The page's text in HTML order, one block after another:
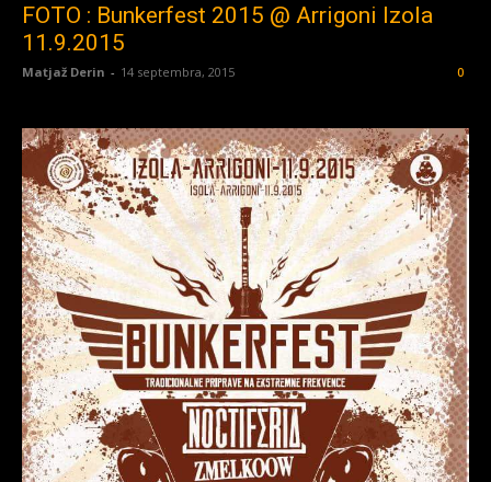
FOTO : Bunkerfest 2015 @ Arrigoni Izola
11.9.2015
Matjaž Derin - 14 septembra, 2015 0